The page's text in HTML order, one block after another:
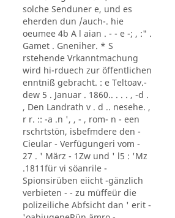
solche Senduner e, und es
eherden dun /auch-. hie
oeumee 4b A l aian . - - e -; , :" .
Gamet . Gneniher. * S
rstehende Vrkanntmachung
wird hi-rduech zur öffentlichen
enntniß gebracht. : e Teltoav.-
dew 5 . Januar . 1860.. . . . , -d .
, Den Landrath v . d .. nesehe. ,
r r. :: -a .n ', , - , rom- n - een
rschrtstön, isbefmdere den -
Cieular - Verfügungeri vom -
27 . ' März - 1Zw und ' l5 : 'Mz
.1811für vi söanrile -
Spionsirüben eiicht -gänzlich
verbieten - - zu müffeür die
polizeiliche Abfsicht dan ' erit -